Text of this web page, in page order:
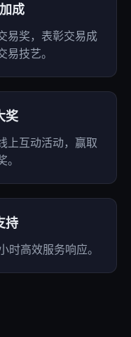
成
易奖，表彰交易成
技艺。
奖
上互动活动，赢取
持
时高效服务响应。